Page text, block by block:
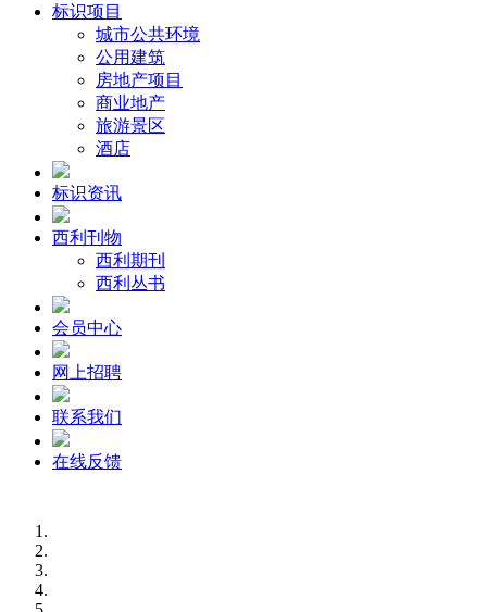
标识项目
城市公共环境
公用建筑
房地产项目
商业地产
旅游景区
酒店
标识资讯
西利刊物
西利期刊
西利丛书
会员中心
网上招聘
联系我们
在线反馈